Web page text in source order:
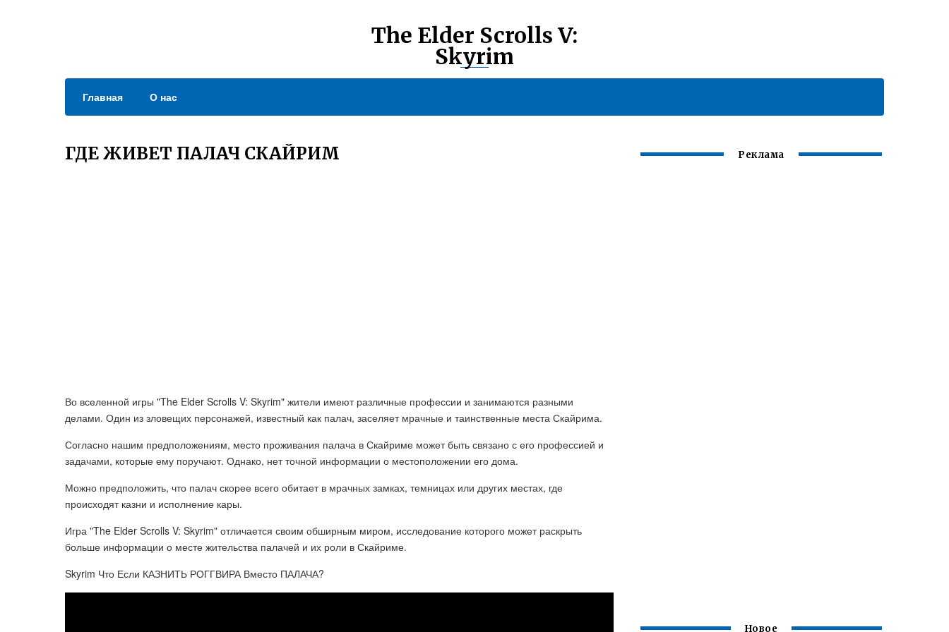
The Elder Scrolls V:
Skyrim
Главная О нас
ГДЕ ЖИВЕТ ПАЛАЧ СКАЙРИМ
Во вселенной игры "The Elder Scrolls V: Skyrim" жители имеют различные профессии и занимаются разными
делами. Один из зловещих персонажей, известный как палач, заселяет мрачные и таинственные места Скайрима.
Согласно нашим предположениям, место проживания палача в Скайриме может быть связано с его профессией и
задачами, которые ему поручают. Однако, нет точной информации о местоположении его дома.
Можно предположить, что палач скорее всего обитает в мрачных замках, темницах или других местах, где
происходят казни и исполнение кары.
Игра "The Elder Scrolls V: Skyrim" отличается своим обширным миром, исследование которого может раскрыть
больше информации о месте жительства палачей и их роли в Скайриме.
Skyrim Что Если КАЗНИТЬ РОГГВИРА Вместо ПАЛАЧА?
Реклама
Новое